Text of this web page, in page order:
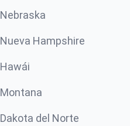
Nebraska
Nueva Hampshire
Hawái
Montana
Dakota del Norte